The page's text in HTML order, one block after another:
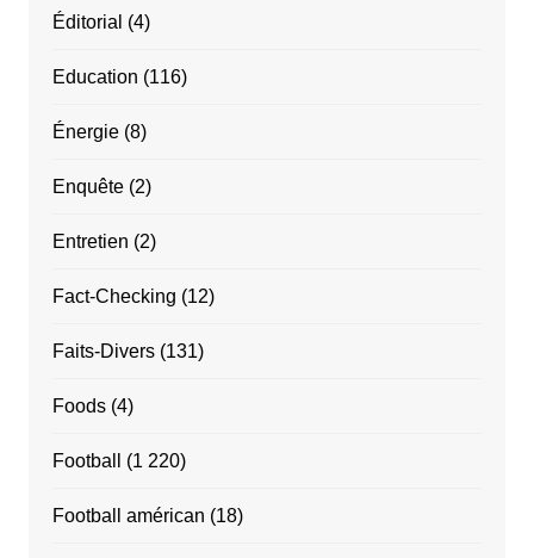
Éditorial (4)
Education (116)
Énergie(8)
Enquête(2)
Entretien (2)
Fact-Checking (12)
Faits-Divers(131)
Foods(4)
Football (1 220)
Football américan (18)